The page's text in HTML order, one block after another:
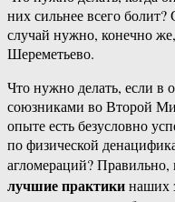
них сильнее всего
случай нужно, конечно
Шереметьево.
Что нужно делать, если
союзниками во Второй
опыте есть безусловно
по физической
агломераций?
лучшие практикинаших